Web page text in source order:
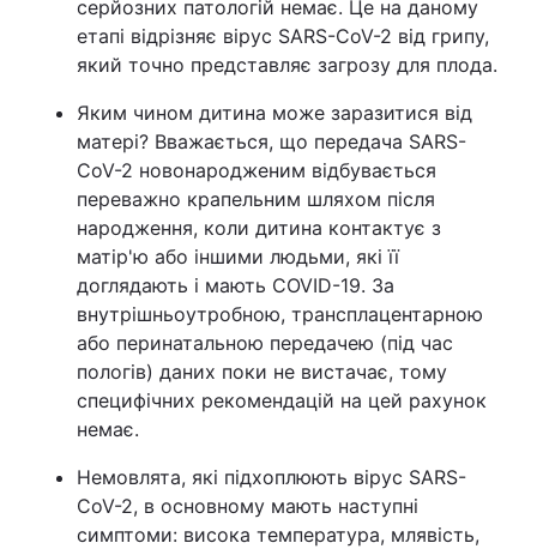
серйозних патологій немає. Це на даному
етапі відрізняє вірус SARS-CoV-2 від грипу,
який точно представляє загрозу для плода.
Яким чином дитина може заразитися від
матері? Вважається, що передача SARS-
CoV-2 новонародженим відбувається
переважно крапельним шляхом після
народження, коли дитина контактує з
матір'ю або іншими людьми, які її
доглядають і мають COVID-19. За
внутрішньоутробною, трансплацентарною
або перинатальною передачею (під час
пологів) даних поки не вистачає, тому
специфічних рекомендацій на цей рахунок
немає.
Немовлята, які підхоплюють вірус SARS-
CoV-2, в основному мають наступні
симптоми: висока температура, млявість,